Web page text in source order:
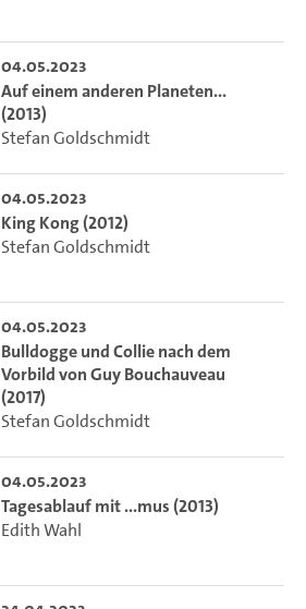
04.05.2023
Auf einem anderen Planeten...
(2013)
Stefan Goldschmidt
04.05.2023
King Kong (2012)
Stefan Goldschmidt
04.05.2023
Bulldogge und Collie nach dem
Vorbild von Guy Bouchauveau
(2017)
Stefan Goldschmidt
04.05.2023
Tagesablauf mit ...mus (2013)
Edith Wahl